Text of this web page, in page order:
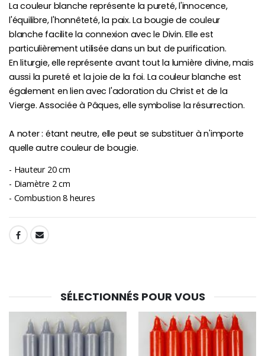
€9.90
Bougie Neuvaine pour une Guérison - 17.5cm
€4.90
€5.00
€23.00
La couleur blanche représente la pureté, l'innocence,
l'équilibre, l'honnêteté, la paix. La bougie de couleur
blanche facilite la connexion avec le Divin. Elle est
particulièrement utilisée dans un but de purification.
En liturgie, elle représente avant tout la lumière divine, mais
aussi la pureté et la joie de la foi. La couleur blanche est
également en lien avec l'adoration du Christ et de la
Vierge. Associée à Pâques, elle symbolise la résurrection.
A noter : étant neutre, elle peut se substituer à n'importe
quelle autre couleur de bougie.
- Hauteur 20 cm
- Diamètre 2 cm
- Combustion 8 heures
SHARE:
SÉLECTIONNÉS POUR VOUS